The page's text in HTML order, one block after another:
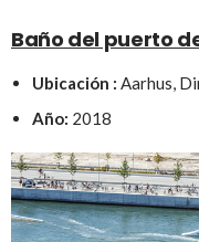
Baño del puerto
Ubicación : Aarhus,
Año: 2018